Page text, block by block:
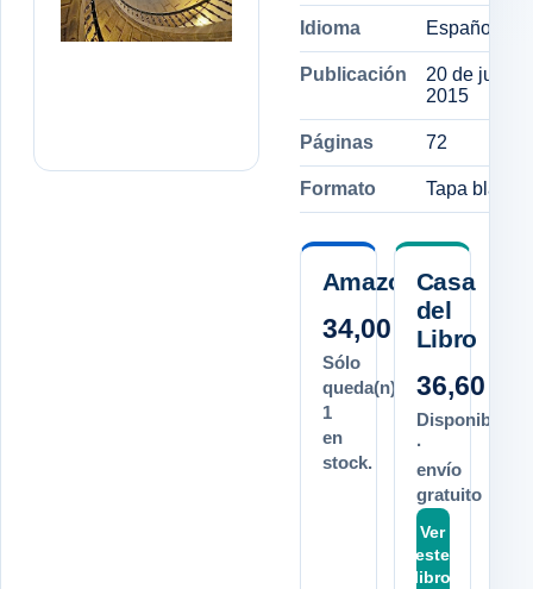
Idioma Español
Publicación
20 de julio
2015
Páginas 72
Formato Tapa blanda
Amazon.es
34,00 €
Sólo
queda(n)
1
en
stock.
Casa
del
Libro
36,60 €
Disponible
·
envío
gratuito
Ver
este
libro